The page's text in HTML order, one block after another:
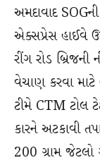
અમદાવાદ
એક્સપ્રેસ હાઈવે
રીંગ રોડ બ્રિજની
વેચાણ કરવા માટે
ટીમે CTM ટોલ
કારને અટકાવી
200 ગ્રામ જેટલો